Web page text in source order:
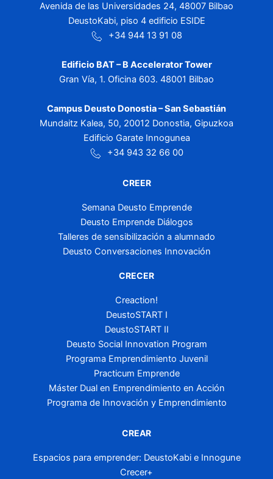
Avenida de las Universidades 24, 48007 Bilbao
DeustoKabi, piso 4 edificio ESIDE
+34 944 13 91 08
Edificio BAT – B Accelerator Tower
Gran Vía, 1. Oficina 603. 48001 Bilbao
Campus Deusto Donostia – San Sebastián
Mundaitz Kalea, 50, 20012 Donostia, Gipuzkoa
Edificio Garate Innogunea
+34 943 32 66 00
CREER
Semana Deusto Emprende
Deusto Emprende Diálogos
Talleres de sensibilización a alumnado
Deusto Conversaciones Innovación
CRECER
Creaction!
DeustoSTART I
DeustoSTART II
Deusto Social Innovation Program
Programa Emprendimiento Juvenil
Practicum Emprende
Máster Dual en Emprendimiento en Acción
Programa de Innovación y Emprendimiento
CREAR
Espacios para emprender: DeustoKabi e Innogune
Crecer+